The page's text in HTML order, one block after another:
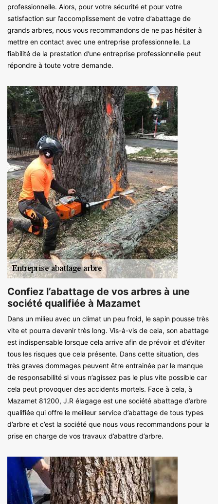
professionnelle. Alors, pour votre sécurité et pour votre
satisfaction sur l’accomplissement de votre d’abattage de
grands arbres, nous vous recommandons de ne pas hésiter à
mettre en contact avec une entreprise professionnelle. La
fiabilité de la prestation d’une entreprise professionnelle peut
répondre à toute votre demande.
Confiez l’abattage de vos arbres à une
société qualifiée à Mazamet
Dans un milieu avec un climat un peu froid, le sapin pousse très
vite et pourra devenir très long. Vis-à-vis de cela, son abattage
est indispensable lorsque cela arrive afin de prévoir et d’éviter
tous les risques que cela présente. Dans cette situation, des
très graves dommages peuvent être entrainée par le manque
de responsabilité si vous n’agissez pas le plus vite possible car
cela peut provoquer des accidents mortels. Face à cela, à
Mazamet 81200, J.R élagage est une société abattage d’arbre
qualifiée qui offre le meilleur service d’abattage de tous types
d’arbre et c’est la société que nous vous recommandons pour la
prise en charge de vos travaux d’abattre d’arbre.